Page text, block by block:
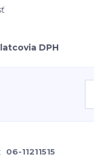
DPH
06-11211515